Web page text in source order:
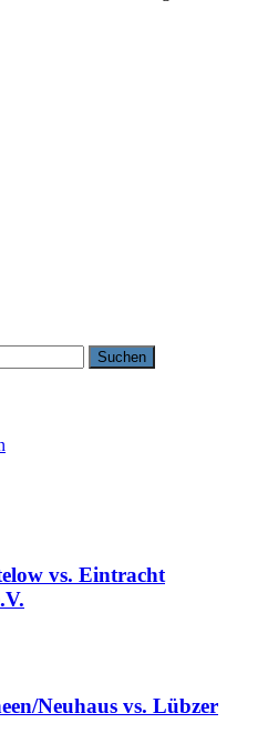
vs. Eintracht
Neuhaus vs. Lübzer